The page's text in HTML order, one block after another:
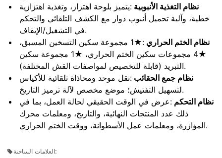
نظام التغذية الأنبوبية :يتميز بلوحة اهتزاز، وتغذية اهتزازية
خطية، وآلية تحميل أنبوب دوار مع الكشف التلقائي والتحكم
في التشغيل/الإيقاف.
نظام الختم الحراري
:★1 مجموعة سكين التسخين المسبق،
★4 مجموعات سكين الختم الحراري، ★1 مجموعة سكين
التبريد (قابلة للتخصيص لمواصفات القش المختلفة).
نظام جمع الحقائب :نقل موحد ومحاذاة تلقائية للأكياس
لتسهيل التفتيش؛ موضع مخصص لآلة ترميز التاريخ.
نظام التحكم :عرض في الوقت الحقيقي لحالة العمل، بما في
ذلك عدد المنتجات النهائية، والتاريخ، ومعلمات محرك
المؤازرة، ومعلمات عمل الأسطوانة، ووقت الختم الحراري.
العلامات الساخنة: